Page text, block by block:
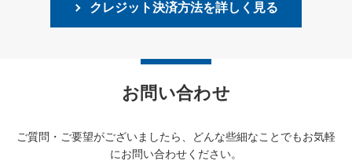
クレジット決済方法を詳しく見る
お問い合わせ
ご質問・ご要望がございましたら、どんな些細なことでもお気軽
にお問い合わせください。